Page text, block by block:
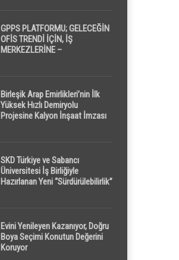
GPPS PLATFORMU; GELECEĞİN
OFİS TRENDİ İÇİN, İŞ
MERKEZLERİNE –
Birleşik Arap Emirlikleri’nin İlk
Yüksek Hızlı Demiryolu
Projesine Kalyon İnşaat İmzası
SKD Türkiye ve Sabancı
Üniversitesi İş Birliğiyle
Hazırlanan Yeni “Sürdürülebilirlik”
Evini Yenileyen Kazanıyor, Doğru
Boya Seçimi Konutun Değerini
Koruyor